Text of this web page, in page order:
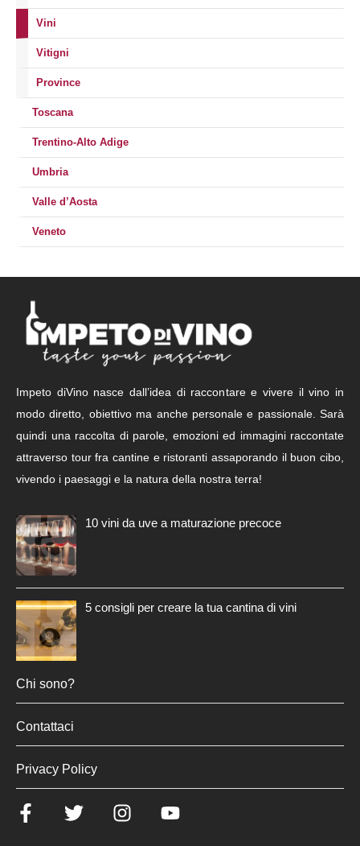
Vini
Vitigni
Province
Toscana
Trentino-Alto Adige
Umbria
Valle d’Aosta
Veneto
Impeto diVino nasce dall’idea di raccontare e vivere il vino in
modo diretto, obiettivo ma anche personale e passionale. Sarà
quindi una raccolta di parole, emozioni ed immagini raccontate
attraverso tour fra cantine e ristoranti assaporando il buon cibo,
vivendo i paesaggi e la natura della nostra terra!
10 vini da uve a maturazione precoce
5 consigli per creare la tua cantina di vini
Chi sono?
Contattaci
Privacy Policy